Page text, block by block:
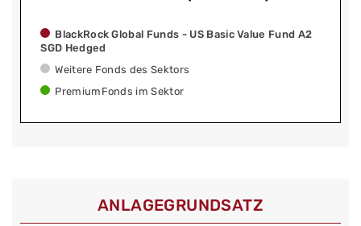
BlackRock Global Funds - US Basic Value Fund A2
SGD Hedged
Weitere Fonds des Sektors
PremiumFonds im Sektor
ANLAGEGRUNDSATZ